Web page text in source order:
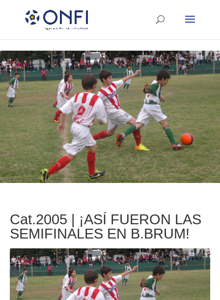
Cat.2005 | ¡ASÍ FUERON LAS
SEMIFINALES EN B.BRUM!